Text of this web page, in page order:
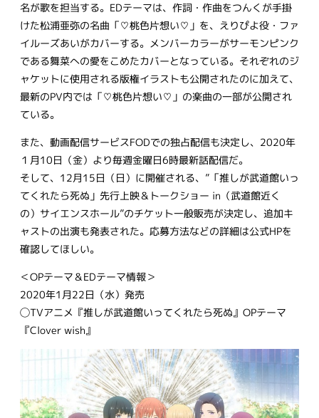
名が歌を担当する。EDテーマは、作詞・作曲をつんくが手掛
けた松浦亜弥の名曲「♡桃色片想い♡」を、えりぴよ役・ファ
イルーズあいがカバーする。メンバーカラーがサーモンピンク
である舞菜への愛をこめたカバーとなっている。それぞれのジ
ャケットに使用される版権イラストも公開されたのに加えて、
最新のPV内では「♡桃色片想い♡」の楽曲の一部が公開され
ている。
また、動画配信サービスFODでの独占配信も決定し、2020年
１月10日（金）より毎週金曜日6時最新話配信だ。
そして、12月15日（日）に開催される、”「推しが武道館いっ
てくれたら死ぬ」先行上映＆トークショー in（武道館近く
の）サイエンスホール”のチケット一般販売が決定し、追加キ
ャストの出演も発表された。応募方法などの詳細は公式HPを
確認してほしい。
＜OPテーマ＆EDテーマ情報＞
2020年1月22日（水）発売
◯TVアニメ『推しが武道館いってくれたら死ぬ』OPテーマ
『Clover wish』